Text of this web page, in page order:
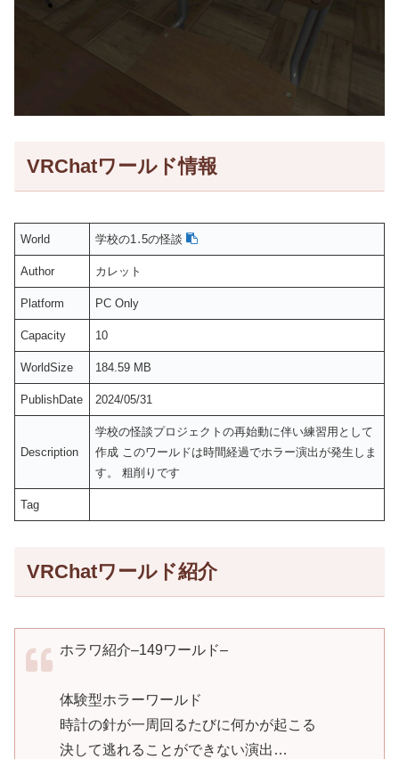
VRChatワールド情報
World 学校の1․5の怪談
Author カレット
Platform PC Only
Capacity 10
WorldSize 184.59 MB
PublishDate 2024/05/31
Description
学校の怪談プロジェクトの再始動に伴い練習用として
作成 このワールドは時間経過でホラー演出が発生しま
す。 粗削りです
Tag
VRChatワールド紹介
ホラワ紹介–149ワールド–
体験型ホラーワールド
時計の針が一周回るたびに何かが起こる
決して逃れることができない演出…